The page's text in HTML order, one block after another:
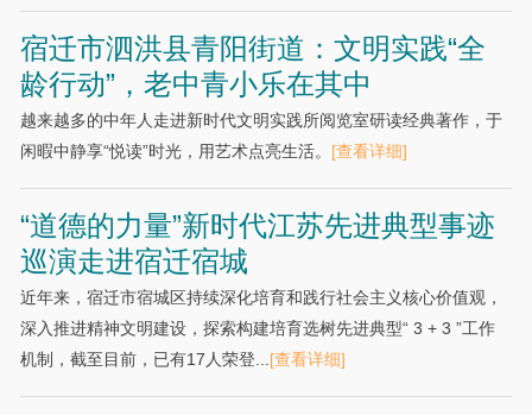
宿迁市泗洪县青阳街道：文明实践“全
龄行动”，老中青小乐在其中
越来越多的中年人走进新时代文明实践所阅览室研读经典著作，于
闲暇中静享“悦读”时光，用艺术点亮生活。 [查看详细]
“道德的力量”新时代江苏先进典型事迹
巡演走进宿迁宿城
近年来，宿迁市宿城区持续深化培育和践行社会主义核心价值观，
深入推进精神文明建设，探索构建培育选树先进典型“ 3 + 3 ”工作
机制，截至目前，已有17人荣登... [查看详细]